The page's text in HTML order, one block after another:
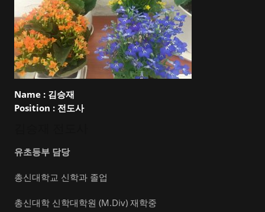
Name : 김승재
Position : 전도사
유초등부 담당
총신대학교 신학과 졸업
총신대학 신학대학원 (M.Div) 재학중